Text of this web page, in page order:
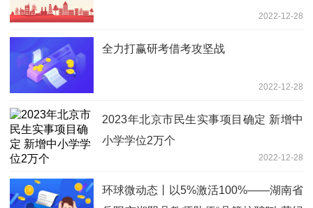
2022-12-28
全力打赢研考借考攻坚战
2022-12-28
2023年北京市民生实事项目确定 新增中
小学学位2万个
2022-12-28
环球微动态丨以5%激活100%——湖南省